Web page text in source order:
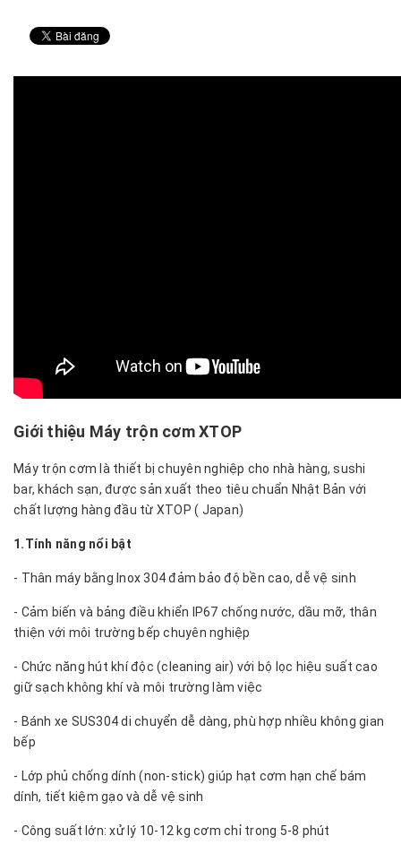
Giới thiệu Máy trộn cơm XTOP
Máy trộn cơm là thiết bị chuyên nghiệp cho nhà hàng, sushi
bar, khách sạn, được sản xuất theo tiêu chuẩn Nhật Bản với
chất lượng hàng đầu từ XTOP ( Japan)
1.Tính năng nổi bật
- Thân máy bằng Inox 304 đảm bảo độ bền cao, dễ vệ sinh
- Cảm biến và bảng điều khiển IP67 chống nước, dầu mỡ, thân
thiện với môi trường bếp chuyên nghiệp
- Chức năng hút khí độc (cleaning air) với bộ lọc hiệu suất cao
giữ sạch không khí và môi trường làm việc
- Bánh xe SUS304 di chuyển dễ dàng, phù hợp nhiều không gian
bếp
- Lớp phủ chống dính (non-stick) giúp hạt cơm hạn chế bám
dính, tiết kiệm gạo và dễ vệ sinh
- Công suất lớn: xử lý 10-12 kg cơm chỉ trong 5-8 phút